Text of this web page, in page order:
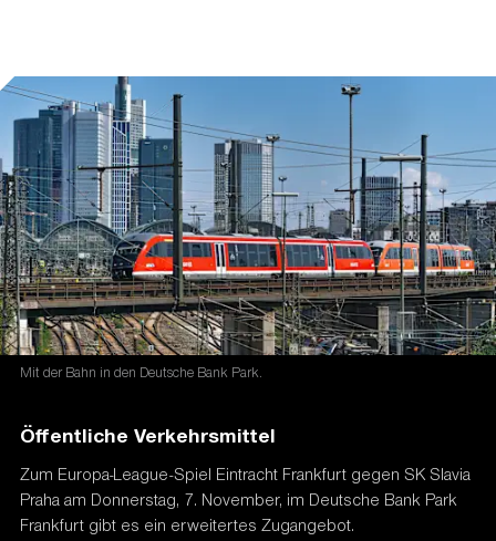
Beitrag zur Senkung der Treibhausgasemissionen leisten.
Ihre Programme und Projekte decken ein breites Spektrum
an Klimaschutzaktivitäten ab: Von der Entwicklung langfristiger
Strategien bis hin zu konkreten Hilfestellungen und investiven
Fördermaßnahmen. Diese Vielfalt ist Garant für gute Ideen. Die
Nationale Klimaschutzinitiative trägt zu einer Verankerung des
Klimaschutzes vor Ort bei. Von ihr profitieren
Verbraucherinnen und Verbraucher ebenso wie Unternehmen,
Kommunen oder Bildungseinrichtungen.
Mit der Bahn in den Deutsche Bank Park.
Öffentliche Verkehrsmittel
Zum Europa-League-Spiel Eintracht Frankfurt gegen SK Slavia
Praha am Donnerstag, 7. November, im Deutsche Bank Park
Frankfurt gibt es ein erweitertes Zugangebot.